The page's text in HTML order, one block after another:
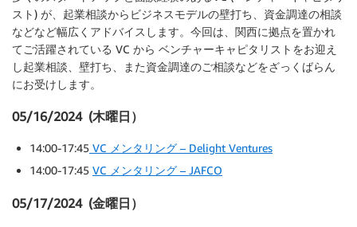
スト) が、起業相談からビジネスモデルの壁打ち、資金調達の相談
などなど幅広くアドバイスします。今回は、関西に拠点を置かれ
てご活躍されている VC から ベンチャーキャピタリストをお迎え
し起業相談、壁打ち、また資金調達のご相談などをざっくばらん
にお受けします。
05/16/2024 (木曜日）
14:00-17:45 VC メンタリング – Delight Ventures
14:00-17:45 VC メンタリング – JAFCO
05/17/2024 (金曜日）